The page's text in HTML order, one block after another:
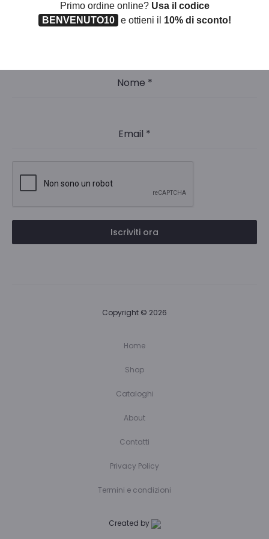
Sarai il primo a scoprire le novità del momento!
Nome *
Email *
Iscriviti ora
Copyright © 2026
Home
Shop
Cataloghi
About
Contatti
Privacy Policy
Termini e condizioni
Created by
Primo ordine online? Usa il codice
BENVENUTO10
e ottieni il 10% di sconto!